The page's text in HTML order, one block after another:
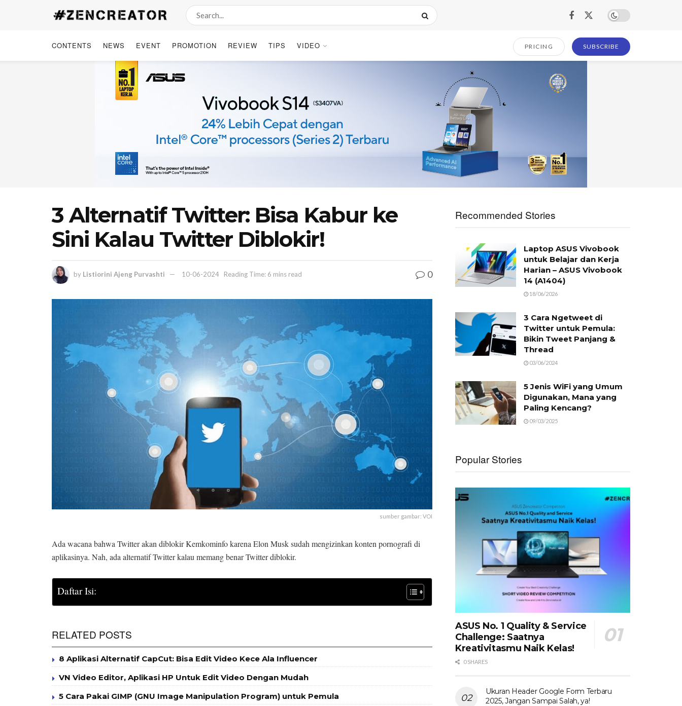
CONTENTS NEWS EVENT PROMOTION REVIEW TIPS VIDEO PRICING SUBSCRIBE
3 Alternatif Twitter: Bisa Kabur ke
Sini Kalau Twitter Diblokir!
by Listiorini Ajeng Purvashti 10-06-2024 Reading Time: 6 mins read 0
sumber gambar: VOI
Ada wacana bahwa Twitter akan diblokir Kemkominfo karena Elon Musk sudah mengizinkan konten pornografi di
aplikasinya. Nah, ada alternatif Twitter kalau memang benar Twitter diblokir.
Daftar Isi:
RELATED POSTS
8 Aplikasi Alternatif CapCut: Bisa Edit Video Kece Ala Influencer
VN Video Editor, Aplikasi HP Untuk Edit Video Dengan Mudah
5 Cara Pakai GIMP (GNU Image Manipulation Program) untuk Pemula
Recommended Stories
Laptop ASUS Vivobook
untuk Belajar dan Kerja
Harian – ASUS Vivobook
14 (A1404)
18/06/2026
3 Cara Ngetweet di
Twitter untuk Pemula:
Bikin Tweet Panjang &
Thread
03/06/2024
5 Jenis WiFi yang Umum
Digunakan, Mana yang
Paling Kencang?
09/03/2025
Popular Stories
ASUS No. 1 Quality & Service
Challenge: Saatnya
Kreativitasmu Naik Kelas!
0 SHARES
Ukuran Header Google Form Terbaru
2025, Jangan Sampai Salah, ya!